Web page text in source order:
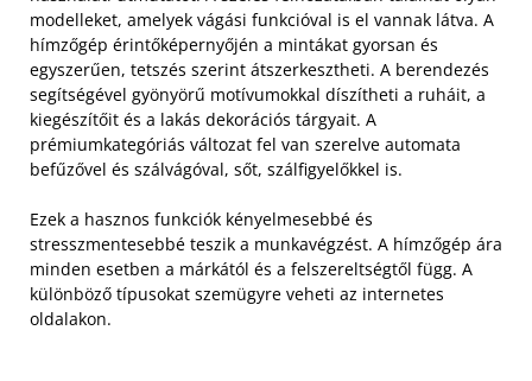
modelleket, amelyek vágási funkcióval is el vannak látva. A
hímzőgép érintőképernyőjén a mintákat gyorsan és
egyszerűen, tetszés szerint átszerkesztheti. A berendezés
segítségével gyönyörű motívumokkal díszítheti a ruháit, a
kiegészítőit és a lakás dekorációs tárgyait. A
prémiumkategóriás változat fel van szerelve automata
befűzővel és szálvágóval, sőt, szálfigyelőkkel is.
Ezek a hasznos funkciók kényelmesebbé és
stresszmentesebbé teszik a munkavégzést. A hímzőgép ára
minden esetben a márkától és a felszereltségtől függ. A
különböző típusokat szemügyre veheti az internetes
oldalakon.